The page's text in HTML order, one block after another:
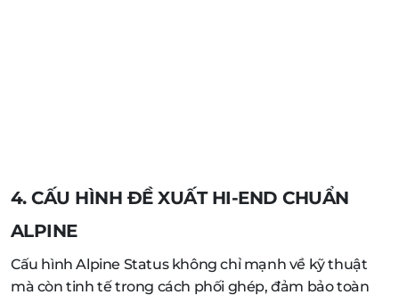
4. CẤU HÌNH ĐỀ XUẤT HI-END CHUẨN
ALPINE
Cấu hình Alpine Status không chỉ mạnh về kỹ thuật
mà còn tinh tế trong cách phối ghép, đảm bảo toàn